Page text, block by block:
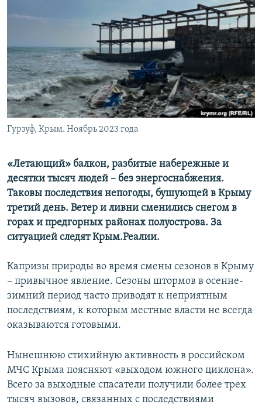
ПРОПАВШИЕ БЕЗ ВЕСТИ
ПОБЕДИТЕЛЕЙ НЕ СУДЯТ?
КРЫМ.НЕПОКОРЕННЫЙ
ELIFBE
УКРАИНСКАЯ ПРОБЛЕМА КРЫМА
Qırımtatar
ПРИСОЕДИНЯЙТЕСЬ!
Все сайты RFE/RL
Гурзуф, Крым. Ноябрь 2023 года
«Летающий» балкон, разбитые набережные и
десятки тысяч людей – без энергоснабжения.
Таковы последствия непогоды, бушующей в Крыму
третий день. Ветер и ливни сменились снегом в
горах и предгорных районах полуострова. За
ситуацией следят Крым.Реалии.
Капризы природы во время смены сезонов в Крыму
– привычное явление. Сезоны штормов в осенне-
зимний период часто приводят к неприятным
последствиям, к которым местные власти не всегда
оказываются готовыми.
Нынешнюю стихийную активность в российском
МЧС Крыма поясняют «выходом южного циклона».
Всего за выходные спасатели получили более трех
тысяч вызовов, связанных с последствиями